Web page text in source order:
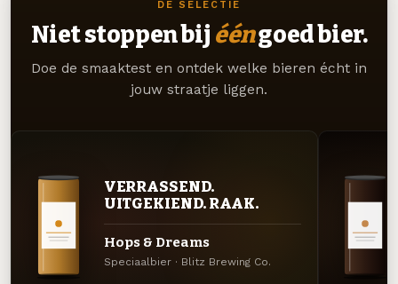
DE SELECTIE
Niet stoppen bij ééngoed bier.
Doe de smaaktest en ontdek welke bieren écht in
jouw straatje liggen.
VERRASSEND.
UITGEKIEND. RAAK.
Hops & Dreams
Speciaalbier · Blitz Brewing Co.